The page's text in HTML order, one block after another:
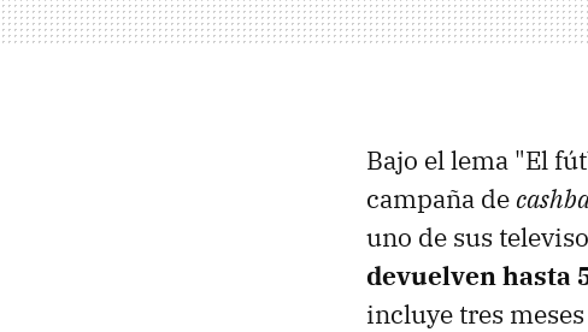
Bajo el lema "El
campaña de
uno de sus
devuelven hasta
incluye tres